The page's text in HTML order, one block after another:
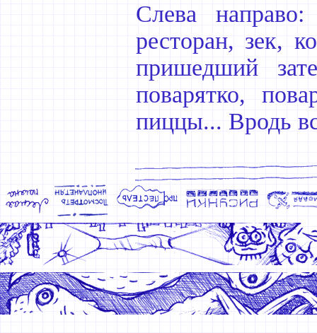
Слева
ресторан, зек,
пришедший
поварятко,
пиццы... Вродь